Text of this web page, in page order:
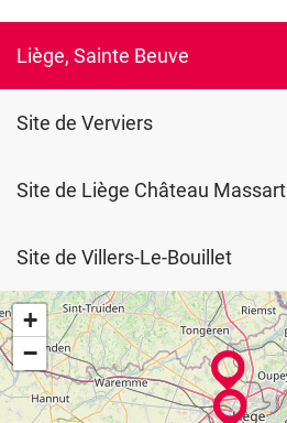
+
−
Liège, Sainte Beuve
Site de Verviers
Site de Liège Château Massart
Site de Villers-Le-Bouillet